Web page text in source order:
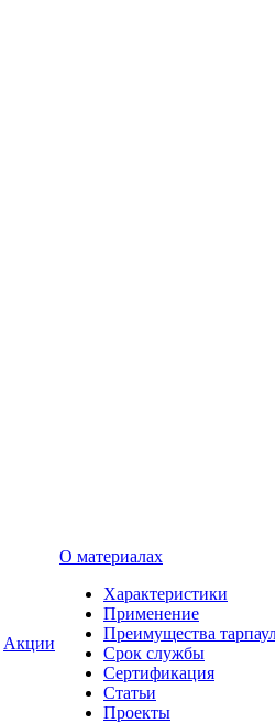
Акции
О материалах
Характеристики
Применение
Преимущества
Срок службы
Сертификация
Статьи
Проекты